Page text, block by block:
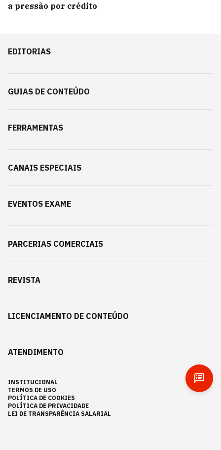
a pressão por crédito
EDITORIAS
GUIAS DE CONTEÚDO
FERRAMENTAS
CANAIS ESPECIAIS
EVENTOS EXAME
PARCERIAS COMERCIAIS
REVISTA
LICENCIAMENTO DE CONTEÚDO
ATENDIMENTO
INSTITUCIONAL
TERMOS DE USO
POLÍTICA DE COOKIES
POLÍTICA DE PRIVACIDADE
LEI DE TRANSPARÊNCIA SALARIAL